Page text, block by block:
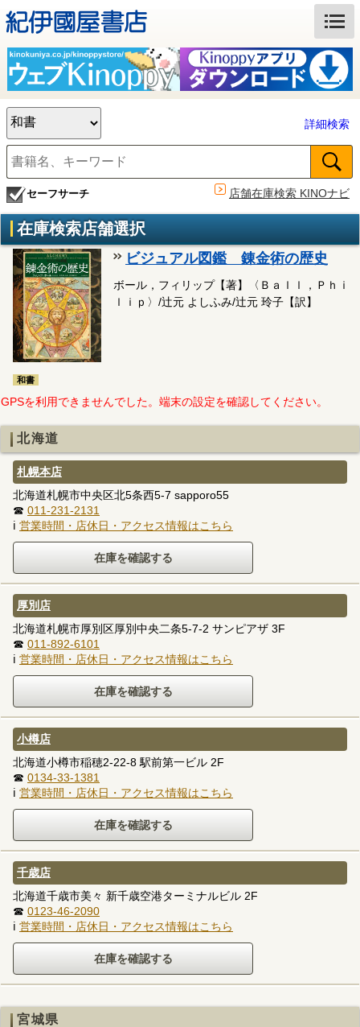
詳細検索
セーフサーチ 店舗在庫検索 KINOナビ
在庫検索店舗選択
和書
ビジュアル図鑑 錬金術の歴史
ボール，フィリップ【著】〈Ｂａｌｌ，Ｐｈｉ
ｌｉｐ〉/辻元 よしふみ/辻元 玲子【訳】
GPSを利用できませんでした。端末の設定を確認してください。
北海道
札幌本店
北海道札幌市中央区北5条西5-7 sapporo55
☎ 011-231-2131
ℹ 営業時間・店休日・アクセス情報はこちら
厚別店
北海道札幌市厚別区厚別中央二条5-7-2 サンピアザ 3F
☎ 011-892-6101
ℹ 営業時間・店休日・アクセス情報はこちら
小樽店
北海道小樽市稲穂2-22-8 駅前第一ビル 2F
☎ 0134-33-1381
ℹ 営業時間・店休日・アクセス情報はこちら
千歳店
北海道千歳市美々 新千歳空港ターミナルビル 2F
☎ 0123-46-2090
ℹ 営業時間・店休日・アクセス情報はこちら
宮城県